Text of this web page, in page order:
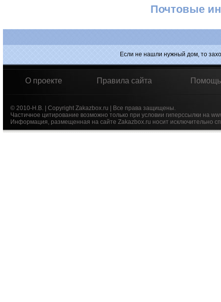
Почтовые
Если не нашли нужный дом, то
О проекте Правила сайта Помощь
© 2010-Н.В. | Copyright Zakazbox.ru | Все права защищены.
Частичное цитирование возможно только при условии гиперссылки на
Информация, размещенная на сайте Zakazbox.ru носит исключительно